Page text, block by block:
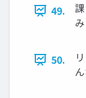
49.
み
50.